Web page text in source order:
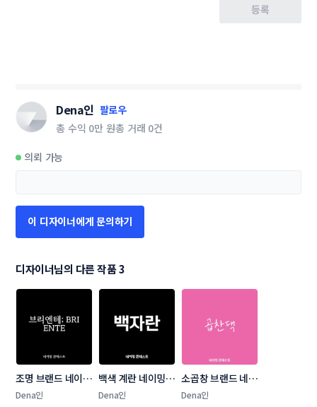
등록
Dena인 팔로우
총 수익 0만 원총 거래 0건
의뢰 가능
이 디자이너에게 문의하기
디자이너님의 다른 작품 3
조명 브랜드 네이밍
콘테스트
Dena인
백색 계란 네이밍
콘테스트
Dena인
소곱창 브랜드 네이
밍 콘테스트
Dena인